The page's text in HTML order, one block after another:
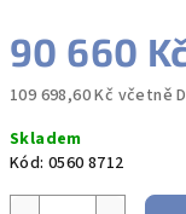
90 660
109 698,60 Kč včetně
cena:
Skladem
Kód: 0560 8712